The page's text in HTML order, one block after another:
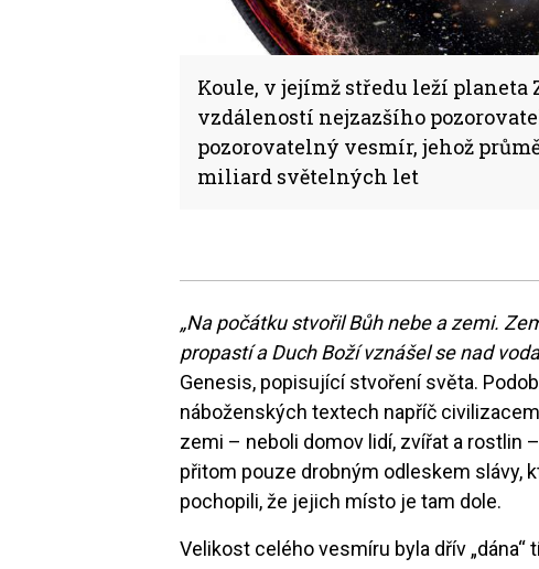
Koule, v jejímž středu leží planeta
vzdáleností nejzazšího
pozorovatelný vesmír, jehož
miliard světelných let
„Na počátku stvořil Bůh nebe a zemi.
propastí a Duch Boží vznášel se nad
Genesis, popisující stvoření světa.
náboženských textech napříč
zemi – neboli domov lidí, zvířat a rostlin
přitom pouze drobným odleskem slávy,
pochopili, že jejich místo je tam dole.
Velikost celého vesmíru byla dřív